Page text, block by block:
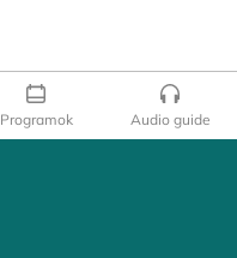
Programok Audio guide